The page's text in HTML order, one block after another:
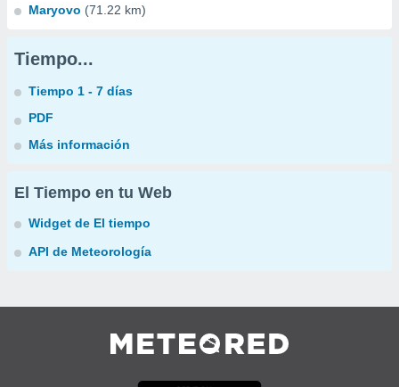
Maryovo (71.22 km)
Tiempo...
Tiempo 1 - 7 días
PDF
Más información
El Tiempo en tu Web
Widget de El tiempo
API de Meteorología